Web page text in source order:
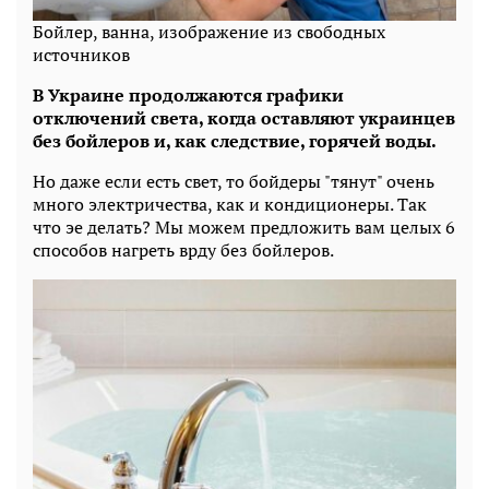
Бойлер, ванна, изображение из свободных
источников
В Украине продолжаются графики
отключений света, когда оставляют украинцев
без бойлеров и, как следствие, горячей воды.
Но даже если есть свет, то бойдеры "тянут" очень
много электричества, как и кондиционеры. Так
что эе делать? Мы можем предложить вам целых 6
способов нагреть врду без бойлеров.